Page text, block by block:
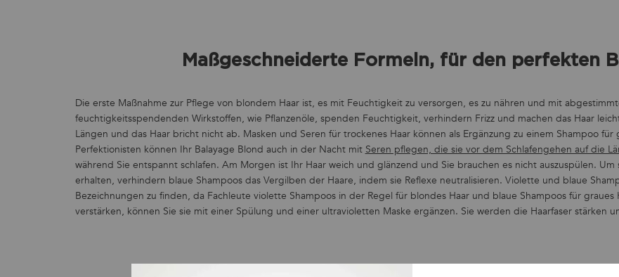
Maßgeschneiderte Formeln, für den perfekten
Die erste Maßnahme zur Pflege von blondem Haar ist, es mit Feuchtigkeit zu versorgen, es zu nähren und mit
feuchtigkeitsspendenden Wirkstoffen, wie Pflanzenöle, spenden Feuchtigkeit, verhindern Frizz und machen das Haar
Längen und das Haar bricht nicht ab. Masken und Seren für trockenes Haar können als Ergänzung zu einem Shampoo
Perfektionisten können Ihr Balayage Blond auch in der Nacht mit Seren pflegen, die sie vor dem Schlafengehen auf die
während Sie entspannt schlafen. Am Morgen ist Ihr Haar weich und glänzend und Sie brauchen es nicht auszuspülen.
erhalten, verhindern blaue Shampoos das Vergilben der Haare, indem sie Reflexe neutralisieren. Violette und blaue
Bezeichnungen zu finden, da Fachleute violette Shampoos in der Regel für blondes Haar und blaue Shampoos für
verstärken, können Sie sie mit einer Spülung und einer ultravioletten Maske ergänzen. Sie werden die Haarfaser stärken